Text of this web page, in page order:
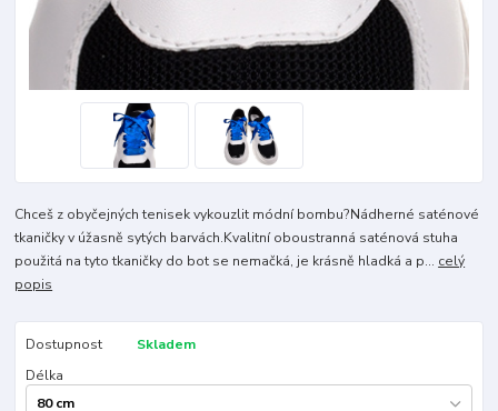
Chceš z obyčejných tenisek vykouzlit módní bombu?Nádherné saténové
tkaničky v úžasně sytých barvách.Kvalitní oboustranná saténová stuha
použitá na tyto tkaničky do bot se nemačká, je krásně hladká a p... celý
popis
Dostupnost
Skladem
Délka